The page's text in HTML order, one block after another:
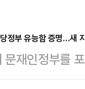
정부 유능함 증명…새
문재인정부를
자처하며, 더